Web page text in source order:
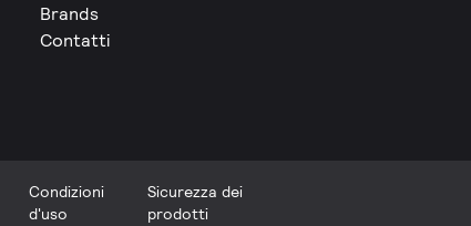
Brands
Contatti
Condizioni
d'uso
Sicurezza dei
prodotti